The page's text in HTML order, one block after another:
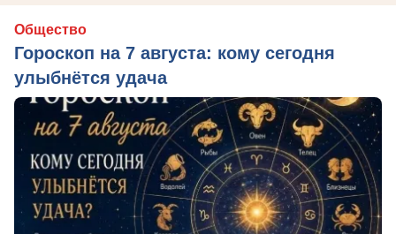
Общество
Гороскоп на 7 августа: кому сегодня
улыбнётся удача